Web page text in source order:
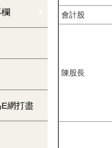
網打盡
會計股
陳股長